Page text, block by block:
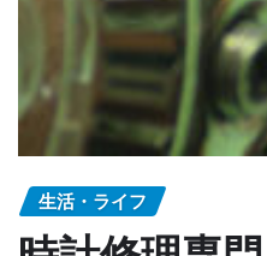
生活・ライフ